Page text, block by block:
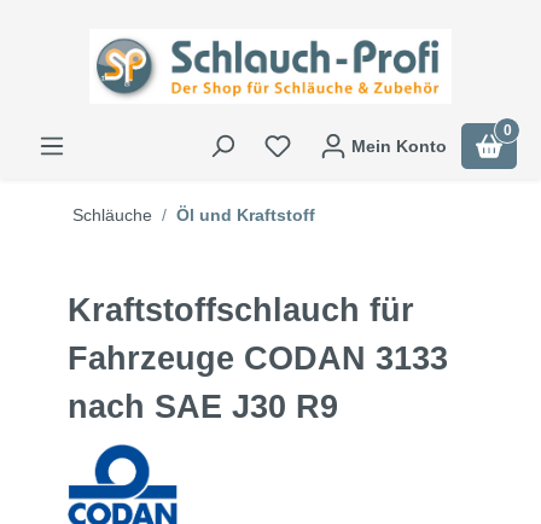
Mein Konto
0
Schläuche Öl und Kraftstoff
Kraftstoffschlauch für
Fahrzeuge CODAN 3133
nach SAE J30 R9